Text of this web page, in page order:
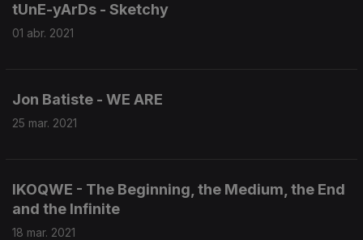
tUnE-yArDs - Sketchy
01 abr. 2021
Jon Batiste - WE ARE
25 mar. 2021
IKOQWE - The Beginning, the Medium, the End
and the Infinite
18 mar. 2021